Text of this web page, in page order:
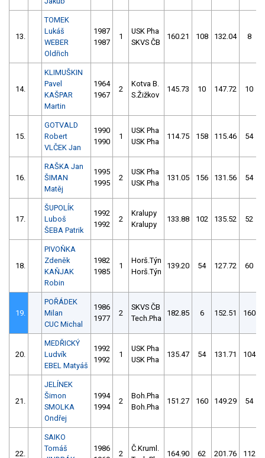
13.
TOMEK
Lukáš
WEBER
Oldřich
1987
1987
1
USK Pha
SKVS ČB
160.21 108 132.04 8
14.
KLIMUŠKIN
Pavel
KAŠPAR
Martin
1964
1967
2
Kotva B.
S.Žižkov
145.73 10 147.72 10
15.
GOTVALD
Robert
VLČEK Jan
1990
1990
1
USK Pha
USK Pha
114.75 158 115.46 54
16.
RAŠKA Jan
ŠIMAN
Matěj
1995
1995
2
USK Pha
USK Pha
131.05 156 131.56 54
17.
ŠUPOLÍK
Luboš
ŠEBA Patrik
1992
1992
2
Kralupy
Kralupy
133.88 102 135.52 52
18.
PIVOŇKA
Zdeněk
KAŇJAK
Robin
1982
1985
1
Horš.Týn
Horš.Týn
139.20 54 127.72 60
19.
POŘÁDEK
Milan
CUC Michal
1986
1977
2
SKVS ČB
Tech.Pha
182.85 6 152.51 160
20.
MEDŘICKÝ
Ludvík
EBEL Matyáš
1992
1992
1
USK Pha
USK Pha
135.47 54 131.71 104
21.
JELÍNEK
Šimon
SMOLKA
Ondřej
1994
1994
2
Boh.Pha
Boh.Pha
151.27 160 149.29 54
22.
SAIKO
Tomáš
1986
2
Č.Kruml.
164.90 62 201.76 112